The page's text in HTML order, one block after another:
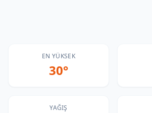
EN YÜKSEK
30°
YAĞIŞ